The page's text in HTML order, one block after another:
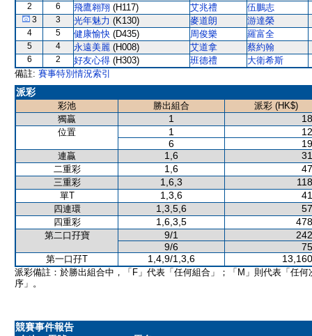
2 6 飛鷹翱翔 (H117) 艾兆禮 伍鵬志
3 3 光年魅力 (K130) 麥道朗 游達榮
4 5 健康愉快 (D435) 周俊樂 羅富全
5 4 永遠美麗 (H008) 艾道拿 蔡約翰
6 2 好友心得 (H303) 班德禮
大衛希斯
備註: 賽事特別情況索引
派彩
彩池 勝出組合
派彩 (HK$)
獨贏
1
位置 1
6
連贏 1,6
二重彩 1,6
三重彩 1,6,3
單T 1,3,6
四連環 1,3,5,6
四重彩 1,6,3,5
第二口孖寶 9/1
9/6
第一口孖T 1,4,9/1,3,6
派彩備註：於勝出組合中，「F」代表「任何組合」；「M」則代表「任何
序」。
競賽事件報告